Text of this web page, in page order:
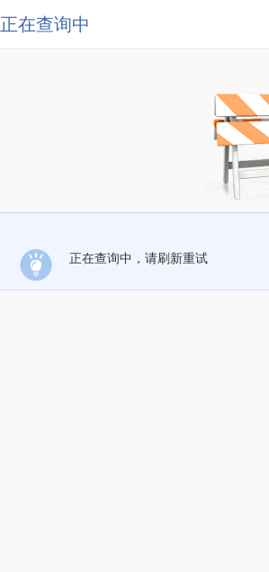
正在查询中
正在查询中，请刷新重试